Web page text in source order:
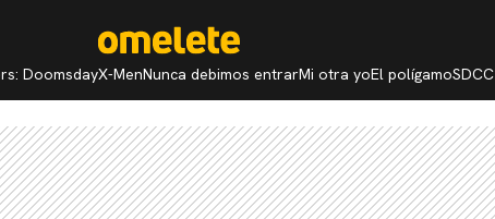
DoomsdayX-MenNunca debimos entrarMi otra yoEl polígamoSDCC